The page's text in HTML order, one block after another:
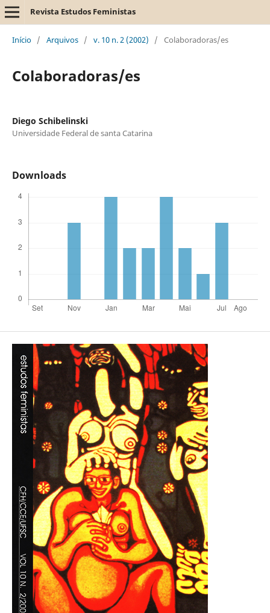
Revista Estudos Feministas
Início / Arquivos / v. 10 n. 2 (2002) / Colaboradoras/es
Colaboradoras/es
Diego Schibelinski
Universidade Federal de santa Catarina
Downloads